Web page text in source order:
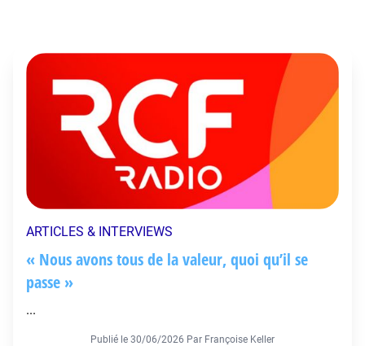
ARTICLES & INTERVIEWS
« Nous avons tous de la valeur, quoi qu’il se
passe »
...
Publié le 30/06/2026 Par Françoise Keller